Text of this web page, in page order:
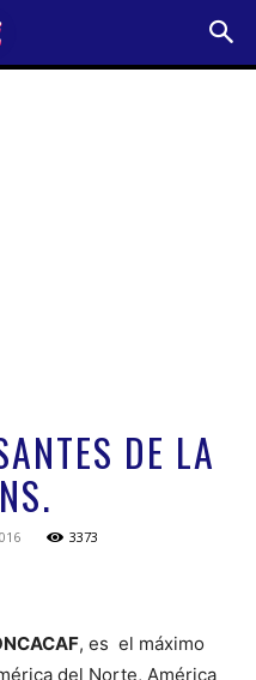
DE LA
3373
, es el máximo
del Norte, América